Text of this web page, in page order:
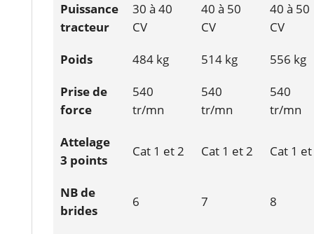
Puissance
tracteur
30 à 40
CV
40 à 50
CV
40 à 50
CV
Poids
484 kg 514 kg
556 kg
Prise de
force
540
tr/mn
540
tr/mn
540
tr/mn
Attelage
3 points
Cat 1 et 2 Cat 1 et 2 Cat 1
NB de
brides
6 7 8